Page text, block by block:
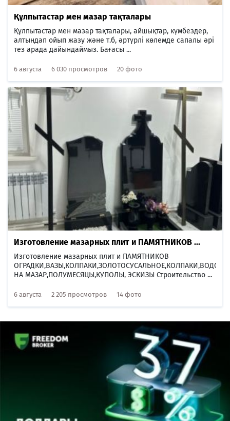
Құлпытастар мен мазар тақталары
Құлпытастар мен мазар тақталары, айшықтар, күмбездер,
алтындап ойып жазу және т.б, әртүрлі көлемде сапалы әрі
тез арада дайындаймыз. Бағасы ...
6 августа 6 030 просмотров 20 фото
Изготовление мазарных плит и ПАМЯТНИКОВ ...
Изготовление мазарных плит и ПАМЯТНИКОВ
НА МАЗАР,ПОЛУМЕСЯЦЫ,КУПОЛЫ, ЭСКИЗЫ Строительство ...
6 августа 2 205 просмотров 14 фото